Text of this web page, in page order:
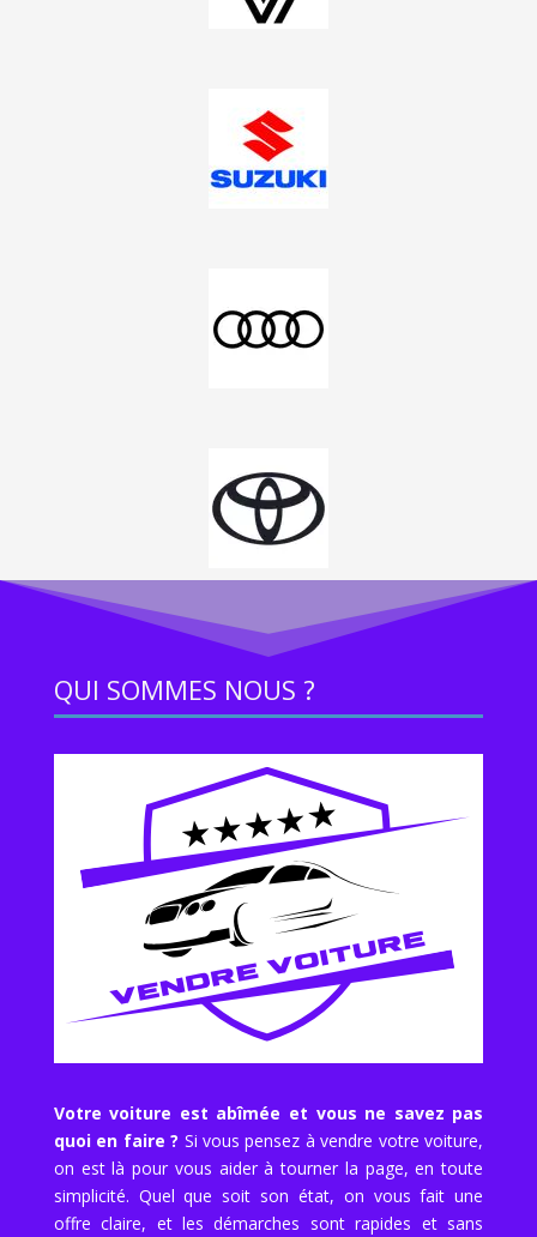
QUI SOMMES NOUS ?
Votre voiture est abîmée et vous ne savez pas
quoi en faire ? Si vous pensez à vendre votre voiture,
on est là pour vous aider à tourner la page, en toute
simplicité. Quel que soit son état, on vous fait une
offre claire, et les démarches sont rapides et sans